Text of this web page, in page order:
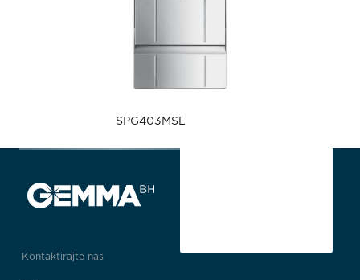
SPG403MSL
Kontaktirajte nas